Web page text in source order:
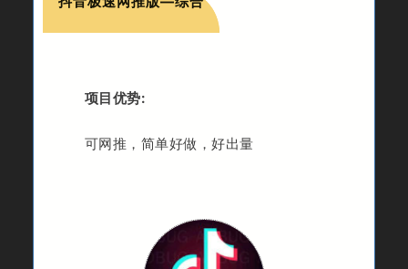
项目优势:
可网推， 简单好做，好出量